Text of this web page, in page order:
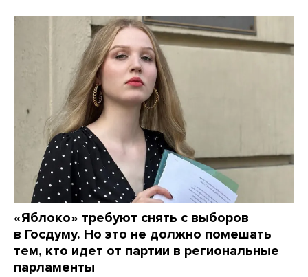
«Яблоко» требуют снять с выборов
в Госдуму. Но это не должно помешать
тем, кто идет от партии в региональные
парламенты